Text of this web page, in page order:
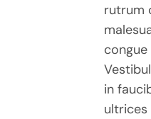
rutrum
in
ultrices